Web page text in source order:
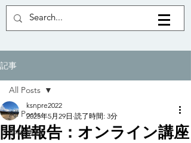
記事
All Posts
学術活動
All Posts
開催報告：オンライン講座
ksnpre2022
2025年5月29日 読了時間: 3分